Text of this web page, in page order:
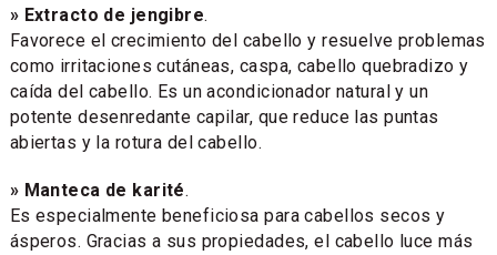
» Extracto de jengibre.
Favorece el crecimiento del cabello y resuelve problemas
como irritaciones cutáneas, caspa, cabello quebradizo y
caída del cabello. Es un acondicionador natural y un
potente desenredante capilar, que reduce las puntas
abiertas y la rotura del cabello.
» Manteca de karité.
Es especialmente beneficiosa para cabellos secos y
ásperos. Gracias a sus propiedades, el cabello luce más